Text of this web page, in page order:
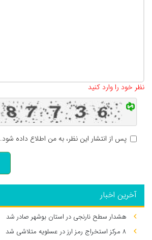
نظر خود را وارد کنید
پس از انتشار این نظر، به من اطلاع داده شود.
آخرین اخبار
هشدار سطح نارنجی در استان بوشهر صادر شد
۸ مرکز استخراج رمز ارز در عسلویه متلاشی شد